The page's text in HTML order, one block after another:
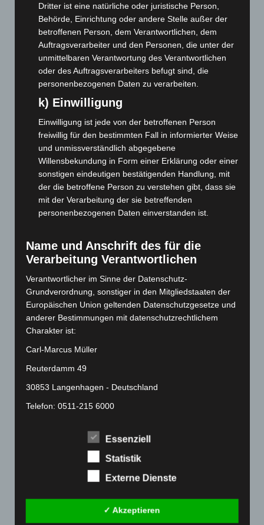
Juli 2023(118)
Juni 2023(142)
Mai 2023(139)
April 2023(155)
(174)
Februar 2023
(154)
Dezember 2022 (130)
November 2022(167)
Oktober 2022(166)
September 2022(205)
August 2022(166)
Juli 2022
Mai 2022(177)
April 2022
(198)
März 2022(221)
Februar 2022(189)
Januar 2022 (190)
Dezember 2021(204)
März 2021(228)
Februar 2021(189)
Dritter ist eine natürliche oder juristische Person,
Behörde, Einrichtung oder andere Stelle außer der
betroffenen Person, dem Verantwortlichen, dem
Auftragsverarbeiter und den Personen, die unter der
unmittelbaren Verantwortung des Verantwortlichen
oder des Auftragsverarbeiters befugt sind, die
personenbezogenen Daten zu verarbeiten.
k) Einwilligung
Einwilligung ist jede von der betroffenen Person
freiwillig für den bestimmten Fall in informierter Weise
und unmissverständlich abgegebene
Willensbekundung in Form einer Erklärung oder einer
sonstigen eindeutigen bestätigenden Handlung, mit
der die betroffene Person zu verstehen gibt, dass sie
mit der Verarbeitung der sie betreffenden
personenbezogenen Daten einverstanden ist.
Name und Anschrift des für die
Verarbeitung Verantwortlichen
Verantwortlicher im Sinne der Datenschutz-
Grundverordnung, sonstiger in den Mitgliedstaaten der
Europäischen Union geltenden Datenschutzgesetze und
anderer Bestimmungen mit datenschutzrechtlichem
Charakter ist:
Carl-Marcus Müller
Reuterdamm 49
30853 Langenhagen - Deutschland
Telefon: 0511-215 6000
Textdateien, welche über einen Internetbrowser auf
Essenziell
Statistik
Externe Dienste
✓ Akzeptieren